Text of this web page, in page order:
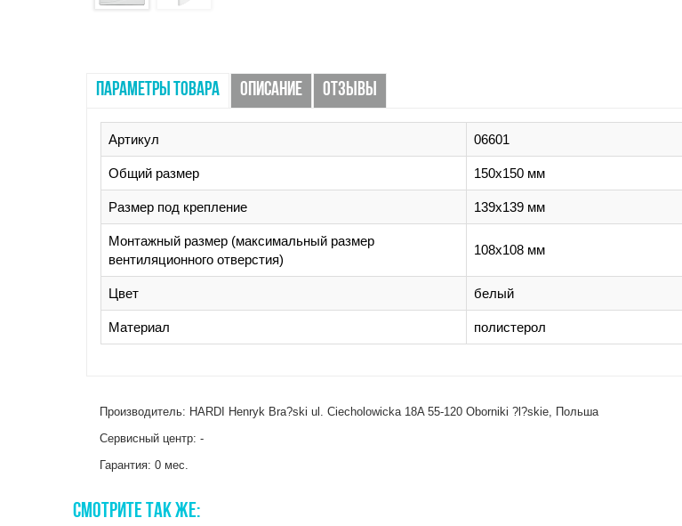
ПАРАМЕТРЫ ТОВАРА ОПИСАНИЕ ОТЗЫВЫ
Артикул 06601
Общий размер 150х150 мм
Размер под крепление 139х139 мм
Монтажный размер (максимальный размер
вентиляционного отверстия)
108х108 мм
Цвет белый
Материал полистерол
Производитель: HARDI Henryk Bra?ski ul. Ciecholowicka 18A 55-120 Oborniki ?l?skie, Польша
Сервисный центр: -
Гарантия: 0 мес.
СМОТРИТЕ ТАКЖЕ: